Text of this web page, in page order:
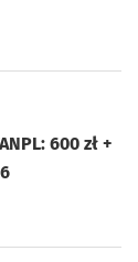
600 zł +